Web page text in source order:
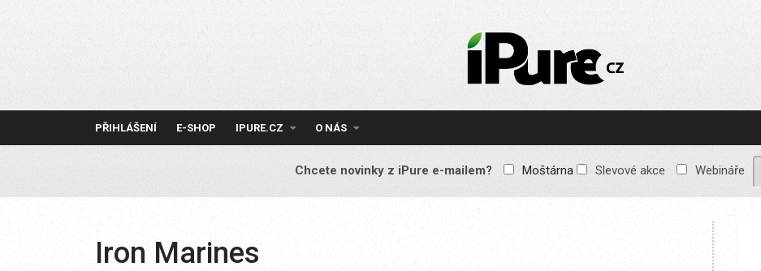
IPURE.CZ
Prémiový Apple e-
reklamy, žádné
obsah pro všechny
PŘIHLÁŠENÍ E-SHOP IPURE.CZ O NÁS
Chcete novinky z iPure e-mailem? Moštárna Slevové akce Webináře
Iron Marines